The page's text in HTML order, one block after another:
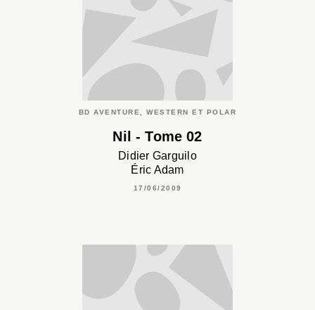
BD AVENTURE, WESTERN ET POLAR
Nil - Tome 02
Didier Garguilo
Éric Adam
17/06/2009